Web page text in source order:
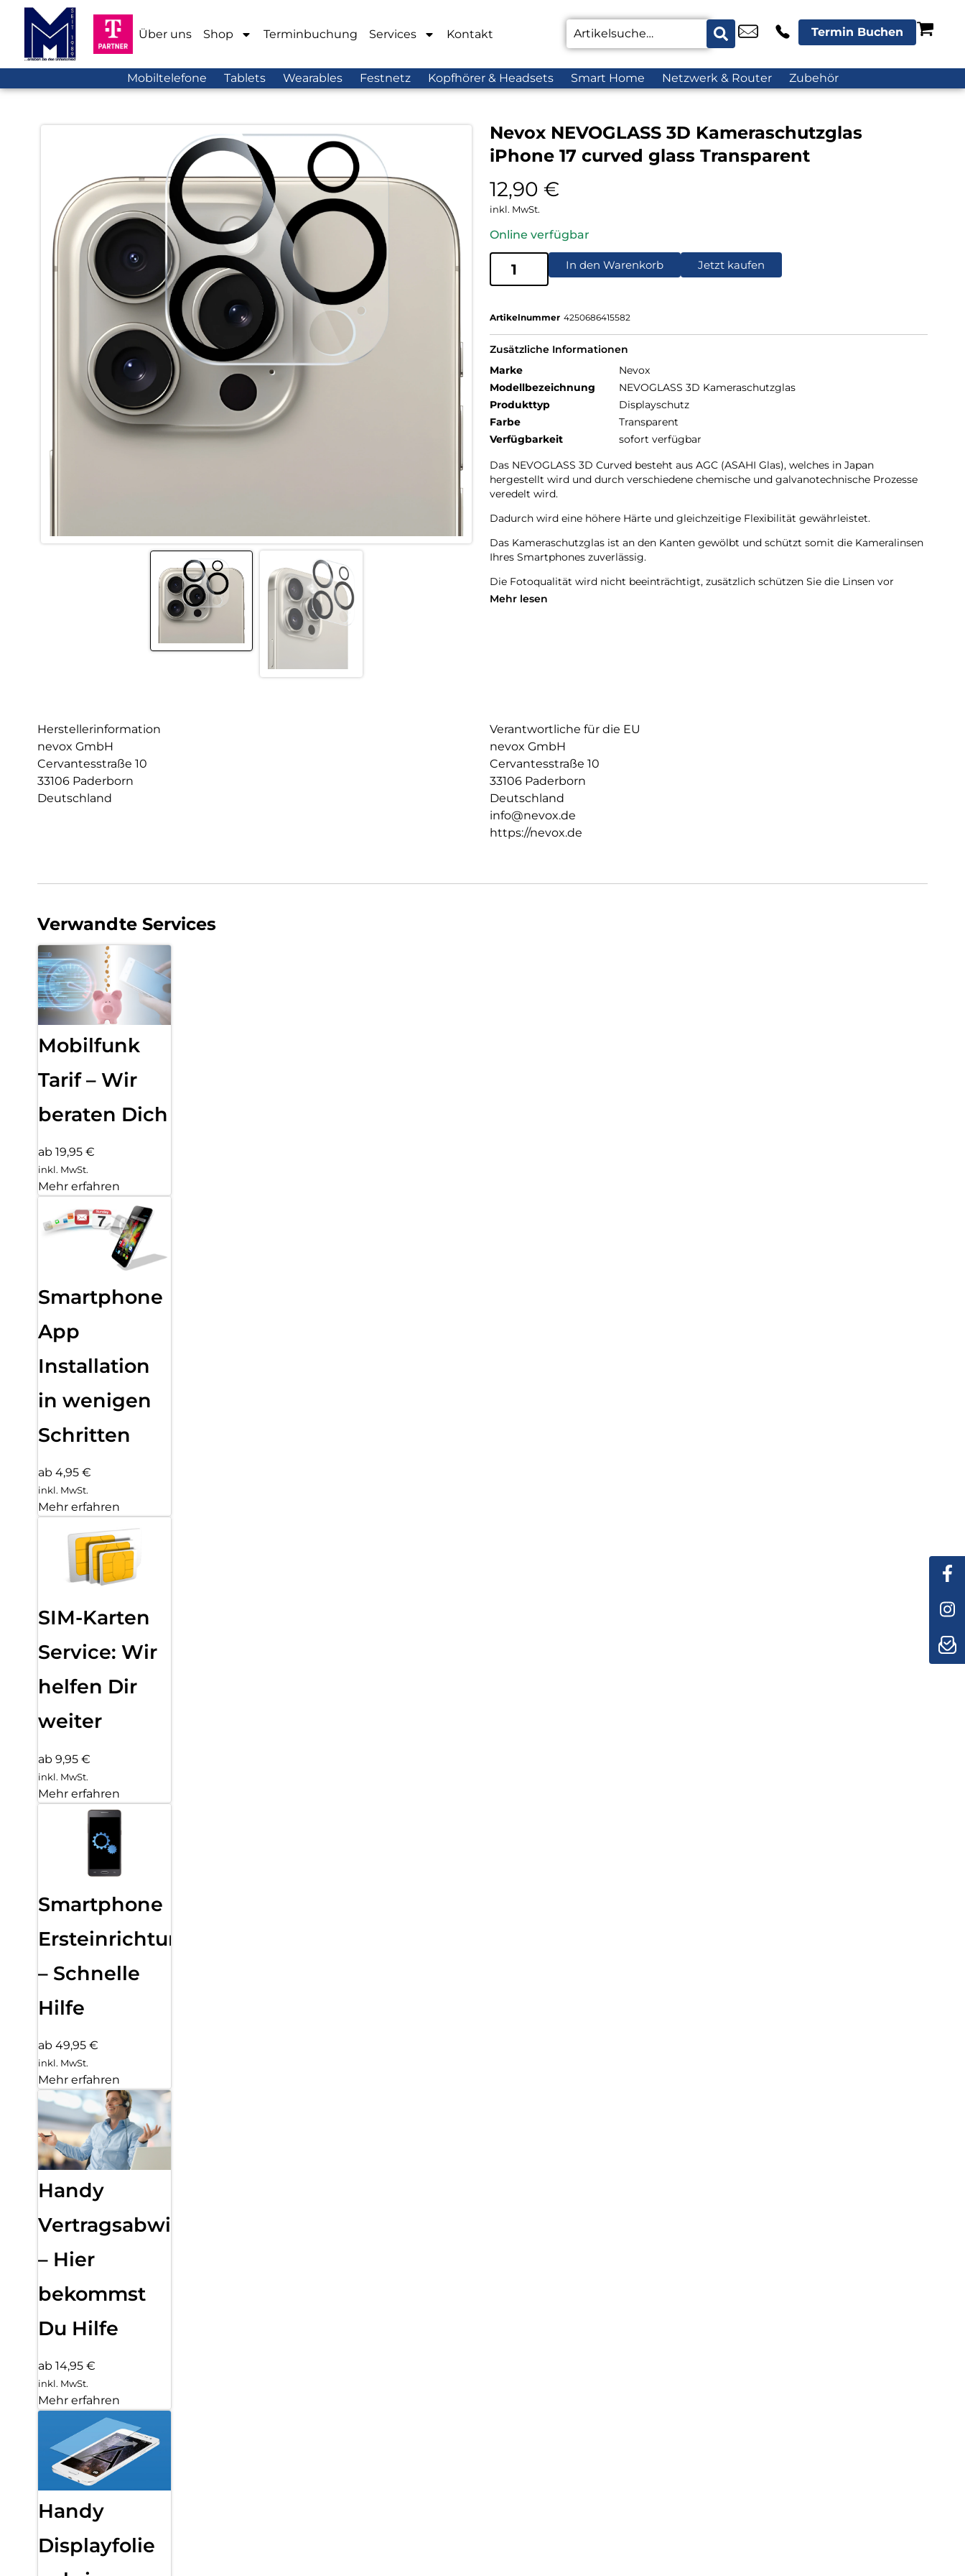
Über uns Shop Terminbuchung Services Kontakt Termin Buchen
Mobiltelefone Tablets Wearables Festnetz Kopfhörer & Headsets Smart Home Netzwerk & Router Zubehör
Nevox NEVOGLASS 3D Kameraschutzglas
iPhone 17 curved glass Transparent
12,90 €
inkl. MwSt.
Online verfügbar
In den Warenkorb Jetzt kaufen
Artikelnummer 4250686415582
Zusätzliche Informationen
Marke
Nevox
Modellbezeichnung
NEVOGLASS 3D Kameraschutzglas
Produkttyp
Displayschutz
Farbe
Transparent
Verfügbarkeit
sofort verfügbar
Das NEVOGLASS 3D Curved besteht aus AGC (ASAHI Glas), welches in Japan
hergestellt wird und durch verschiedene chemische und galvanotechnische Prozesse
veredelt wird.
Dadurch wird eine höhere Härte und gleichzeitige Flexibilität gewährleistet.
Das Kameraschutzglas ist an den Kanten gewölbt und schützt somit die Kameralinsen
Ihres Smartphones zuverlässig.
Die Fotoqualität wird nicht beeinträchtigt, zusätzlich schützen Sie die Linsen vor
Staubablagerungen in den Zwischenräumen.
Mehr lesen
Herstellerinformation
nevox GmbH
Cervantesstraße 10
33106 Paderborn
Deutschland
Verantwortliche für die EU
nevox GmbH
Cervantesstraße 10
33106 Paderborn
Deutschland
info@nevox.de
https://nevox.de
Verwandte Services
Mobilfunk
Tarif – Wir
beraten Dich
ab 19,95 €
inkl. MwSt.
Mehr erfahren
Smartphone
App
Installation
in wenigen
Schritten
ab 4,95 €
inkl. MwSt.
Mehr erfahren
SIM-Karten
Service: Wir
helfen Dir
weiter
ab 9,95 €
inkl. MwSt.
Mehr erfahren
Smartphone
Ersteinrichtung
– Schnelle
Hilfe
ab 49,95 €
inkl. MwSt.
Mehr erfahren
Handy
Vertragsabwicklung
– Hier
bekommst
Du Hilfe
ab 14,95 €
inkl. MwSt.
Mehr erfahren
Handy
Displayfolie